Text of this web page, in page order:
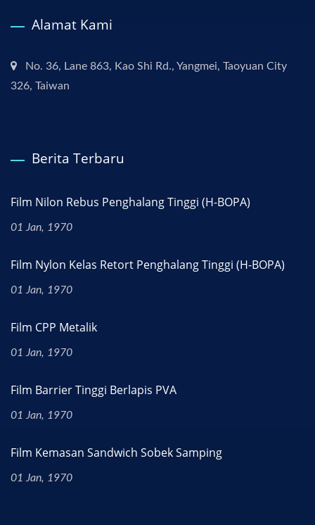
Alamat Kami
No. 36, Lane 863, Kao Shi Rd., Yangmei, Taoyuan City
326, Taiwan
Berita Terbaru
Film Nilon Rebus Penghalang Tinggi (H-BOPA)
01 Jan, 1970
Film Nylon Kelas Retort Penghalang Tinggi (H-BOPA)
01 Jan, 1970
Film CPP Metalik
01 Jan, 1970
Film Barrier Tinggi Berlapis PVA
01 Jan, 1970
Film Kemasan Sandwich Sobek Samping
01 Jan, 1970